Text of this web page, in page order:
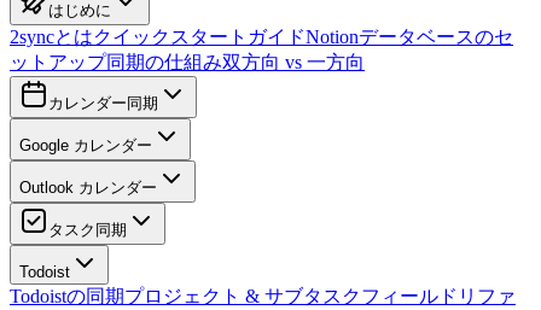
はじめに
2syncとはクイックスタートガイドNotionデータベースのセ
ットアップ同期の仕組み双方向 vs 一方向
カレンダー同期
Google カレンダー
Outlook カレンダー
タスク同期
Todoist
Todoistの同期プロジェクト & サブタスクフィールドリファ